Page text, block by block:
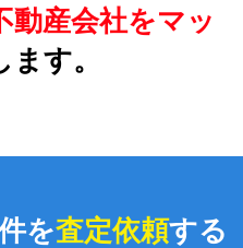
動産会社をマッ
ます。
を査定依頼する